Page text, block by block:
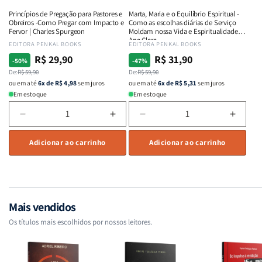
destroem
vidas
|
Equipe
Teológica
Penkal
destroem
vidas
Equipe
Teológica
Penkal
Intimidade
em
Deus
em
Princípios de Pregação para Pastores e
Obreiros -Como Pregar com Impacto e
Fervor | Charles Spurgeon
Fornecedor:
EDITORA PENKAL BOOKS
-50%
Preço
normal
De:R$ 59,90
Preço
promocional
R$ 29,90
ou em até6x de R$ 4,98sem juros
Em estoque
a
quantidade
de
para
Pastores
Obreiros
Aumentar
a
quantidade
de
Pastores
Obreiros
Adicionar ao carrinho
Marta, Maria e o Equilíbrio Espiritual -
Como as escolhas diárias de Serviço
Moldam nossa Vida e Espiritualidade -
Ana Clara
Fornecedor:
EDITORA PENKAL BOOKS
-47%
Preço
normal
De:R$ 59,90
Preço
promocional
R$ 31,90
ou em até6x de R$ 5,31 sem juros
Em estoque
a
quantidade
de
-
Como
a
de
-
Como
Adicionar ao carrinho
Mais vendidos
Os títulos mais escolhidos por nossos leitores.